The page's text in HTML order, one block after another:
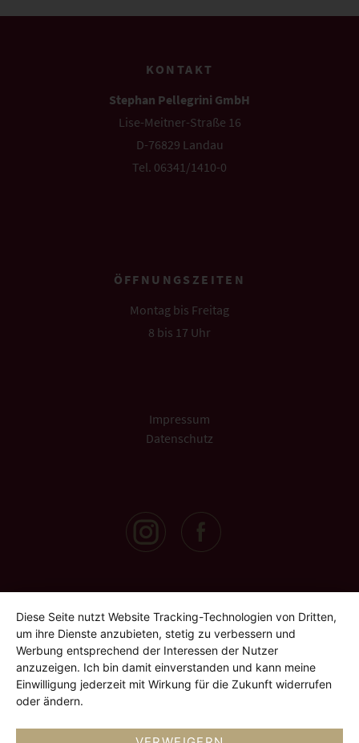
KONTAKT
Stephan Pellegrini GmbH
Lise-Meitner-Straße 16
D-76829 Landau
Tel. 06341/1410-0
ÖFFNUNGSZEITEN
Montag bis Freitag
8 bis 17 Uhr
Impressum
Datenschutz
Diese Seite nutzt Website Tracking-Technologien von Dritten,
um ihre Dienste anzubieten, stetig zu verbessern und
Werbung entsprechend der Interessen der Nutzer
anzuzeigen. Ich bin damit einverstanden und kann meine
Einwilligung jederzeit mit Wirkung für die Zukunft widerrufen
oder ändern.